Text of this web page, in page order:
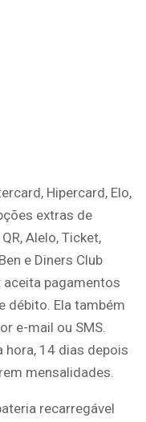
Hipercard, Elo,
extras de
Alelo, Ticket,
e Diners Club
aceita pagamentos
débito. Ela também
e-mail ou SMS.
hora, 14 dias depois
mensalidades.
recarregável